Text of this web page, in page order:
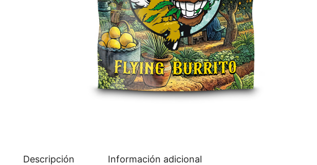
Descripción Información adicional